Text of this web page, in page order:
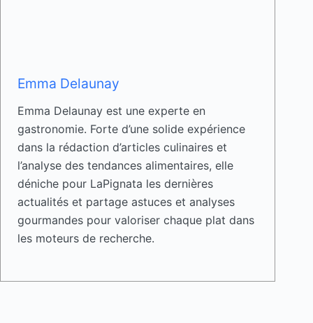
Emma Delaunay
Emma Delaunay est une experte en
gastronomie. Forte d’une solide expérience
dans la rédaction d’articles culinaires et
l’analyse des tendances alimentaires, elle
déniche pour LaPignata les dernières
actualités et partage astuces et analyses
gourmandes pour valoriser chaque plat dans
les moteurs de recherche.